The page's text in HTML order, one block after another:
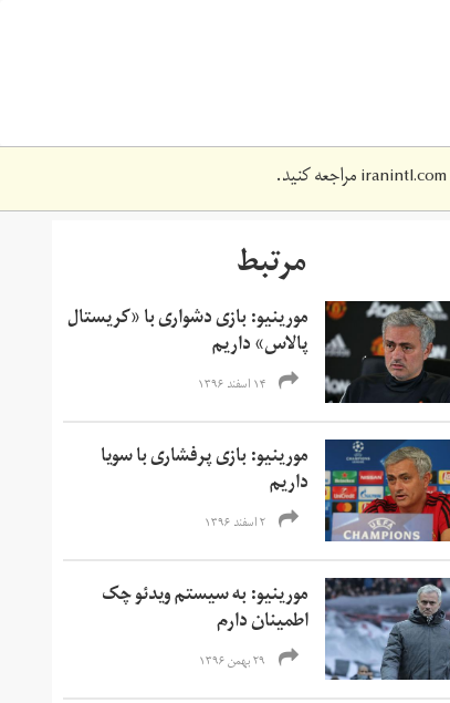
iranintl.comمراجعه کنید.
مرتبط
مورینیو: بازی دشواری با «کریستال
پالاس» داریم
۱۴ اسفند ۱۳۹۶
مورینیو: بازی پرفشاری با سویا
داریم
۲ اسفند ۱۳۹۶
مورینیو: به سیستم ویدئو چک
اطمینان دارم
۲۹ بهمن ۱۳۹۶